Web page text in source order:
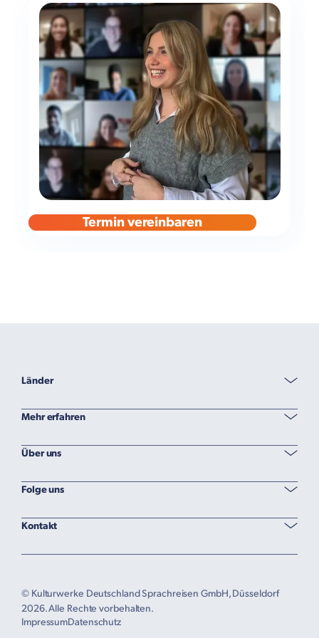
Termin vereinbaren
Länder
Mehr erfahren
Über uns
Folge uns
Kontakt
© Kulturwerke Deutschland Sprachreisen GmbH, Düsseldorf
2026. Alle Rechte vorbehalten.
ImpressumDatenschutz